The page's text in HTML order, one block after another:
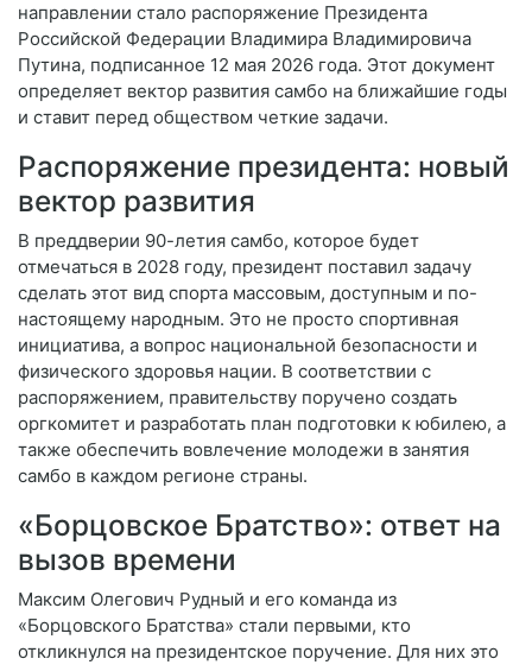
направлении стало распоряжение Президента
Российской Федерации Владимира Владимировича
Путина, подписанное 12 мая 2026 года. Этот документ
определяет вектор развития самбо на ближайшие годы
и ставит перед обществом четкие задачи.
Распоряжение президента: новый
вектор развития
В преддверии 90-летия самбо, которое будет
отмечаться в 2028 году, президент поставил задачу
сделать этот вид спорта массовым, доступным и по-
настоящему народным. Это не просто спортивная
инициатива, а вопрос национальной безопасности и
физического здоровья нации. В соответствии с
распоряжением, правительству поручено создать
оргкомитет и разработать план подготовки к юбилею, а
также обеспечить вовлечение молодежи в занятия
самбо в каждом регионе страны.
«Борцовское Братство»: ответ на
вызов времени
Максим Олегович Рудный и его команда из
«Борцовского Братства» стали первыми, кто
откликнулся на президентское поручение. Для них это